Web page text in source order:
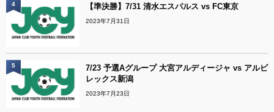
【準決勝】7/31 清水エスパルス vs FC東京
2023年7月31日
4
7/23 予選Aグループ 大宮アルディージャ vs アルビ
レックス新潟
2023年7月23日
5